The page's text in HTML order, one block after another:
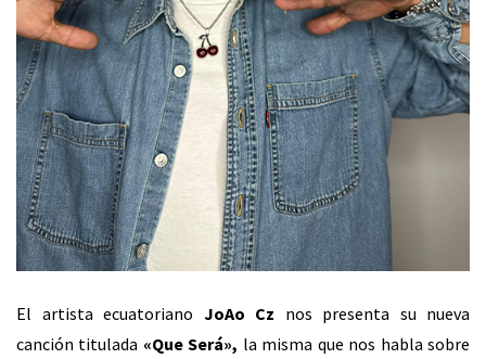
El artista ecuatoriano JoAo Cz nos presenta su nueva
canción titulada «Que Será», la misma que nos habla sobre